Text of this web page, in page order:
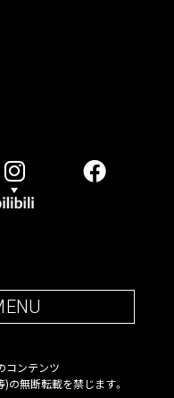
コンテンツ
)の無断転載を禁じます。